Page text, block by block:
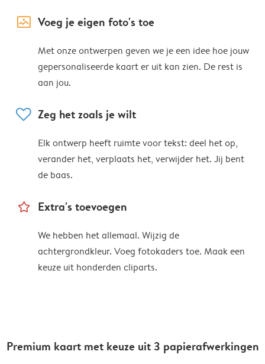
image_placeholder Voeg je eigen foto's toe
Met onze ontwerpen geven we je een idee hoe jouw
gepersonaliseerde kaart er uit kan zien. De rest is
aan jou.
heart Zeg het zoals je wilt
Elk ontwerp heeft ruimte voor tekst: deel het op,
verander het, verplaats het, verwijder het. Jij bent
de baas.
star_outline Extra's toevoegen
We hebben het allemaal. Wijzig de
achtergrondkleur. Voeg fotokaders toe. Maak een
keuze uit honderden cliparts.
Premium kaart met keuze uit 3 papierafwerkingen